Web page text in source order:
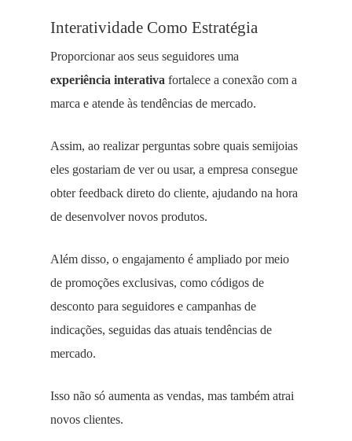
Interatividade Como Estratégia
Proporcionar aos seus seguidores uma
experiência interativa fortalece a conexão com a
marca e atende às tendências de mercado.
Assim, ao realizar perguntas sobre quais semijoias
eles gostariam de ver ou usar, a empresa consegue
obter feedback direto do cliente, ajudando na hora
de desenvolver novos produtos.
Além disso, o engajamento é ampliado por meio
de promoções exclusivas, como códigos de
desconto para seguidores e campanhas de
indicações, seguidas das atuais tendências de
mercado.
Isso não só aumenta as vendas, mas também atrai
novos clientes.